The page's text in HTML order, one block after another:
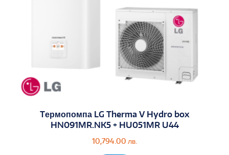
Tермопомпа LG Therma V Hydro box
HN091MR.NK5 + HU051MR U44
10,794.00 лв.